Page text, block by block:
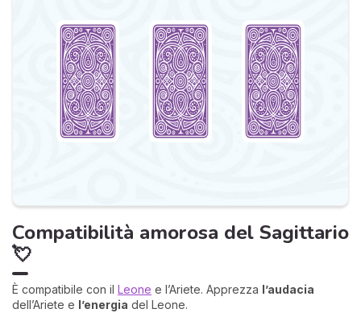
Compatibilità amorosa del Sagittario
💘
È compatibile con il Leone e l’Ariete. Apprezza l’audacia
dell’Ariete e l’energia del Leone.